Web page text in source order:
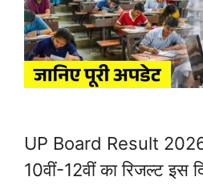
UP Board Result 2026:
10वीं-12वीं का रिजल्ट इस